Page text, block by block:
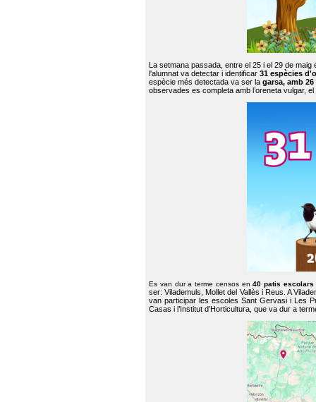
La setmana passada, entre el 25 i el 29 de
l'alumnat va detectar i identificar 31 espècies
espècie més detectada va ser la garsa, amb
observades es completa amb l’oreneta vulgar,
Es van dur a terme censos en40 patis escolars
ser: Vilademuls, Mollet del Vallès i Reus. A
van participar les escoles Sant Gervasi i Les
Casas i l’Institut d’Horticultura, que va dur a